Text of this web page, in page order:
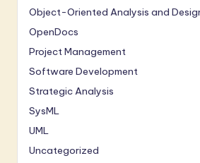
Object-Oriented Analysis and
OpenDocs
Project Management
Software Development
Strategic Analysis
SysML
UML
Uncategorized